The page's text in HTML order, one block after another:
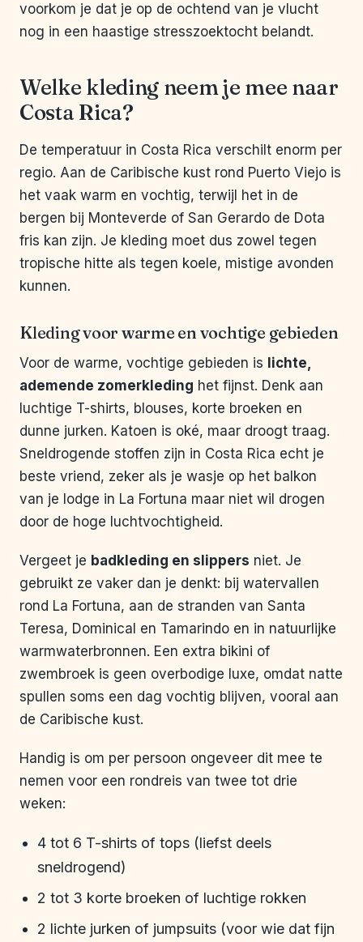
voorkom je dat je op de ochtend van je vlucht
nog in een haastige stresszoektocht belandt.
Welke kleding neem je mee naar
Costa Rica?
De temperatuur in Costa Rica verschilt enorm per
regio. Aan de Caribische kust rond Puerto Viejo is
het vaak warm en vochtig, terwijl het in de
bergen bij Monteverde of San Gerardo de Dota
fris kan zijn. Je kleding moet dus zowel tegen
tropische hitte als tegen koele, mistige avonden
kunnen.
Kleding voor warme en vochtige gebieden
Voor de warme, vochtige gebieden is lichte,
ademende zomerkleding het fijnst. Denk aan
luchtige T-shirts, blouses, korte broeken en
dunne jurken. Katoen is oké, maar droogt traag.
Sneldrogende stoffen zijn in Costa Rica echt je
beste vriend, zeker als je wasje op het balkon
van je lodge in La Fortuna maar niet wil drogen
door de hoge luchtvochtigheid.
Vergeet je badkleding en slippers niet. Je
gebruikt ze vaker dan je denkt: bij watervallen
rond La Fortuna, aan de stranden van Santa
Teresa, Dominical en Tamarindo en in natuurlijke
warmwaterbronnen. Een extra bikini of
zwembroek is geen overbodige luxe, omdat natte
spullen soms een dag vochtig blijven, vooral aan
de Caribische kust.
Handig is om per persoon ongeveer dit mee te
nemen voor een rondreis van twee tot drie
weken:
4 tot 6 T-shirts of tops (liefst deels
sneldrogend)
2 tot 3 korte broeken of luchtige rokken
2 lichte jurken of jumpsuits (voor wie dat fijn